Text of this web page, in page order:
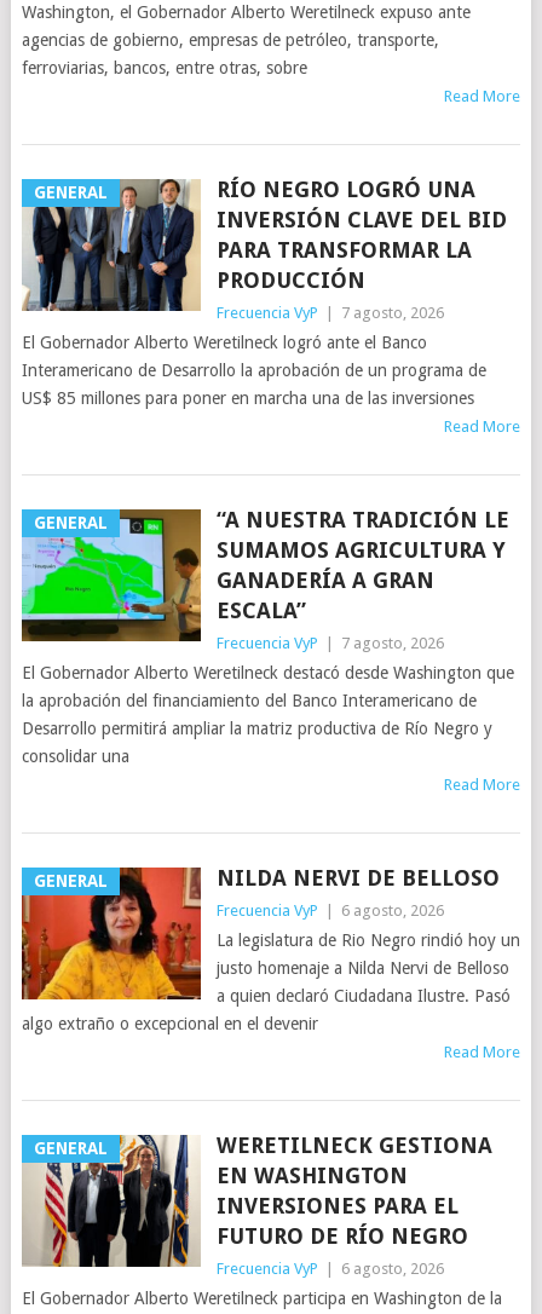
Washington, el Gobernador Alberto Weretilneck expuso ante
agencias de gobierno, empresas de petróleo, transporte,
ferroviarias, bancos, entre otras, sobre
Read More
GENERAL
RÍO NEGRO LOGRÓ UNA
INVERSIÓN CLAVE DEL BID
PARA TRANSFORMAR LA
PRODUCCIÓN
Frecuencia VyP | 7 agosto, 2026
El Gobernador Alberto Weretilneck logró ante el Banco
Interamericano de Desarrollo la aprobación de un programa de
US$ 85 millones para poner en marcha una de las inversiones
Read More
GENERAL
“A NUESTRA TRADICIÓN LE
SUMAMOS AGRICULTURA Y
GANADERÍA A GRAN
ESCALA”
Frecuencia VyP | 7 agosto, 2026
El Gobernador Alberto Weretilneck destacó desde Washington que
la aprobación del financiamiento del Banco Interamericano de
Desarrollo permitirá ampliar la matriz productiva de Río Negro y
consolidar una
Read More
GENERAL NILDA NERVI DE BELLOSO
Frecuencia VyP | 6 agosto, 2026
La legislatura de Rio Negro rindió hoy un
justo homenaje a Nilda Nervi de Belloso
a quien declaró Ciudadana Ilustre. Pasó
algo extraño o excepcional en el devenir
Read More
GENERAL
WERETILNECK GESTIONA
EN WASHINGTON
INVERSIONES PARA EL
FUTURO DE RÍO NEGRO
Frecuencia VyP | 6 agosto, 2026
El Gobernador Alberto Weretilneck participa en Washington de la